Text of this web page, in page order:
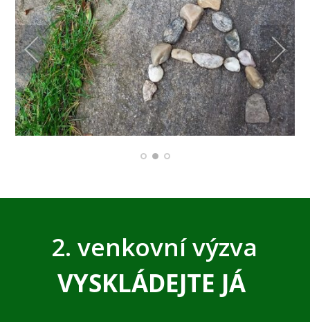
2. venkovní výzva
VYSKLÁDEJTE JÁ